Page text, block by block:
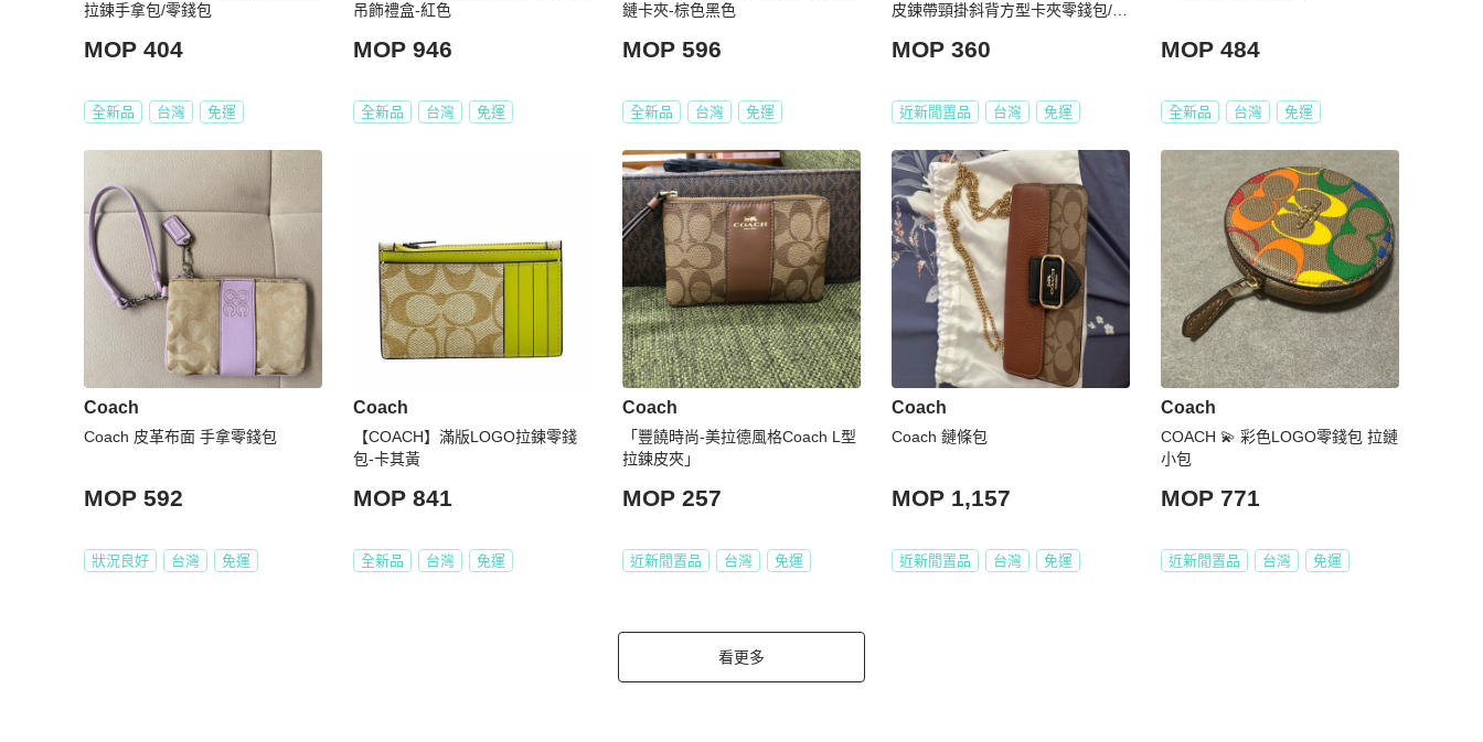
拉鍊手拿包/零錢包
MOP 404
全新品 台灣 免運
吊飾禮盒-紅色
MOP 946
全新品 台灣 免運
鏈卡夾-棕色黑色
MOP 596
全新品 台灣 免運
皮鍊帶頸掛斜背方型卡夾零錢包/斜
MOP 360
近新閒置品 台灣 免運
MOP 484
全新品 台灣 免運
Coach
Coach 皮革布面 手拿零錢包
MOP 592
狀況良好 台灣 免運
Coach
【COACH】滿版LOGO拉鍊零錢
包-卡其黃
MOP 841
全新品 台灣 免運
Coach
「豐饒時尚-美拉德風格Coach L型
拉鍊皮夾」
MOP 257
近新閒置品 台灣 免運
Coach
Coach 鏈條包
MOP 1,157
近新閒置品 台灣 免運
Coach
COACH 💫 彩色LOGO零錢包 拉鏈
小包
MOP 771
近新閒置品 台灣 免運
看更多